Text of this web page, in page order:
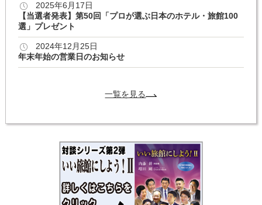
2025年6月17日
【当選者発表】第50回「プロが選ぶ日本のホテル・旅館100
選」プレゼント
2024年12月25日
年末年始の営業日のお知らせ
一覧を見る